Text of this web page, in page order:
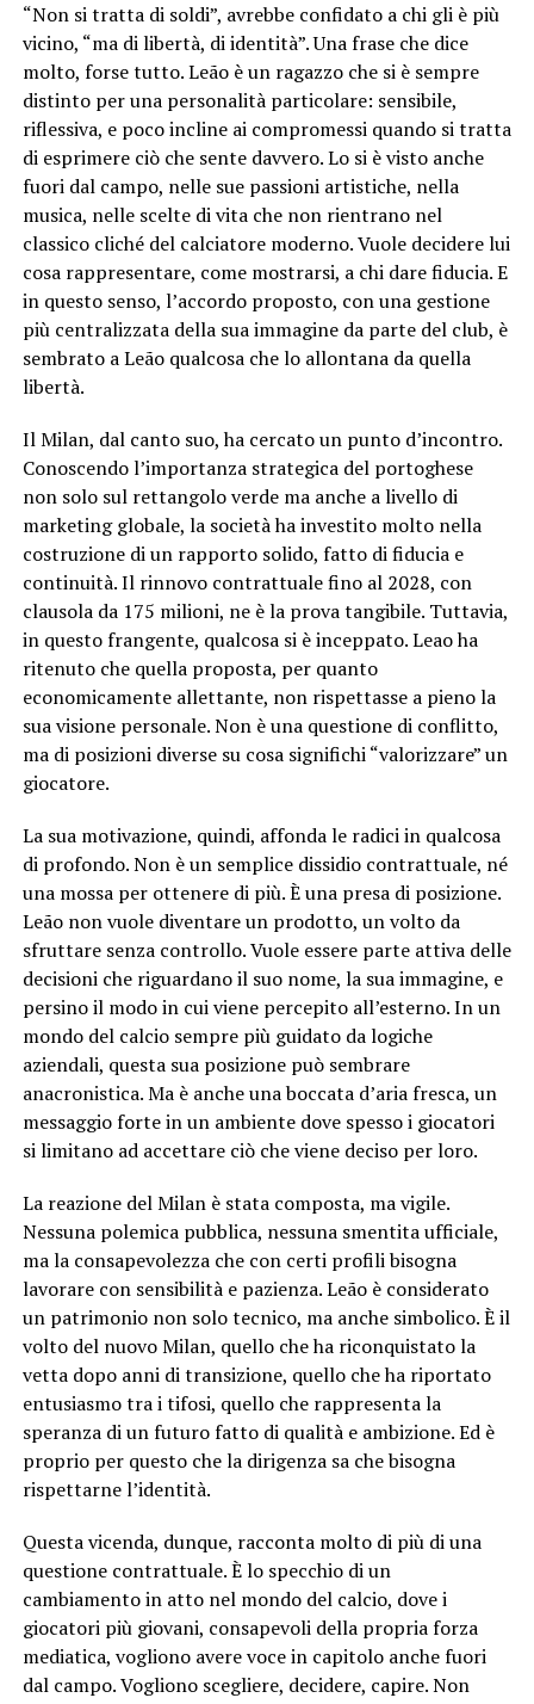
“Non si tratta di soldi”, avrebbe confidato a chi gli è più
vicino, “ma di libertà, di identità”. Una frase che dice
molto, forse tutto. Leão è un ragazzo che si è sempre
distinto per una personalità particolare: sensibile,
riflessiva, e poco incline ai compromessi quando si tratta
di esprimere ciò che sente davvero. Lo si è visto anche
fuori dal campo, nelle sue passioni artistiche, nella
musica, nelle scelte di vita che non rientrano nel
classico cliché del calciatore moderno. Vuole decidere lui
cosa rappresentare, come mostrarsi, a chi dare fiducia. E
in questo senso, l’accordo proposto, con una gestione
più centralizzata della sua immagine da parte del club, è
sembrato a Leão qualcosa che lo allontana da quella
libertà.
Il Milan, dal canto suo, ha cercato un punto d’incontro.
Conoscendo l’importanza strategica del portoghese
non solo sul rettangolo verde ma anche a livello di
marketing globale, la società ha investito molto nella
costruzione di un rapporto solido, fatto di fiducia e
continuità. Il rinnovo contrattuale fino al 2028, con
clausola da 175 milioni, ne è la prova tangibile. Tuttavia,
in questo frangente, qualcosa si è inceppato. Leao ha
ritenuto che quella proposta, per quanto
economicamente allettante, non rispettasse a pieno la
sua visione personale. Non è una questione di conflitto,
ma di posizioni diverse su cosa significhi “valorizzare” un
giocatore.
La sua motivazione, quindi, affonda le radici in qualcosa
di profondo. Non è un semplice dissidio contrattuale, né
una mossa per ottenere di più. È una presa di posizione.
Leão non vuole diventare un prodotto, un volto da
sfruttare senza controllo. Vuole essere parte attiva delle
decisioni che riguardano il suo nome, la sua immagine, e
persino il modo in cui viene percepito all’esterno. In un
mondo del calcio sempre più guidato da logiche
aziendali, questa sua posizione può sembrare
anacronistica. Ma è anche una boccata d’aria fresca, un
messaggio forte in un ambiente dove spesso i giocatori
si limitano ad accettare ciò che viene deciso per loro.
La reazione del Milan è stata composta, ma vigile.
Nessuna polemica pubblica, nessuna smentita ufficiale,
ma la consapevolezza che con certi profili bisogna
lavorare con sensibilità e pazienza. Leão è considerato
un patrimonio non solo tecnico, ma anche simbolico. È il
volto del nuovo Milan, quello che ha riconquistato la
vetta dopo anni di transizione, quello che ha riportato
entusiasmo tra i tifosi, quello che rappresenta la
speranza di un futuro fatto di qualità e ambizione. Ed è
proprio per questo che la dirigenza sa che bisogna
rispettarne l’identità.
Questa vicenda, dunque, racconta molto di più di una
questione contrattuale. È lo specchio di un
cambiamento in atto nel mondo del calcio, dove i
giocatori più giovani, consapevoli della propria forza
mediatica, vogliono avere voce in capitolo anche fuori
dal campo. Vogliono scegliere, decidere, capire. Non